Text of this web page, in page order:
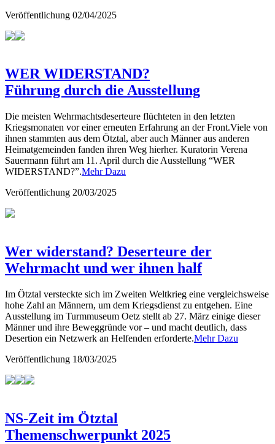
Veröffentlichung 02/04/2025
WER WIDERSTAND?
Führung durch die Ausstellung
Die meisten Wehrmachtsdeserteure flüchteten in den letzten
Kriegsmonaten vor einer erneuten Erfahrung an der Front.Viele von
ihnen stammten aus dem Ötztal, aber auch Männer aus anderen
Heimatgemeinden fanden ihren Weg hierher. Kuratorin Verena
Sauermann führt am 11. April durch die Ausstellung “WER
WIDERSTAND?”.Mehr Dazu
Veröffentlichung 20/03/2025
Wer widerstand? Deserteure der
Wehrmacht und wer ihnen half
Im Ötztal versteckte sich im Zweiten Weltkrieg eine vergleichsweise
hohe Zahl an Männern, um dem Kriegsdienst zu entgehen. Eine
Ausstellung im Turmmuseum Oetz stellt ab 27. März einige dieser
Männer und ihre Beweggründe vor – und macht deutlich, dass
Desertion ein Netzwerk an Helfenden erforderte.Mehr Dazu
Veröffentlichung 18/03/2025
NS-Zeit im Ötztal
Themenschwerpunkt 2025